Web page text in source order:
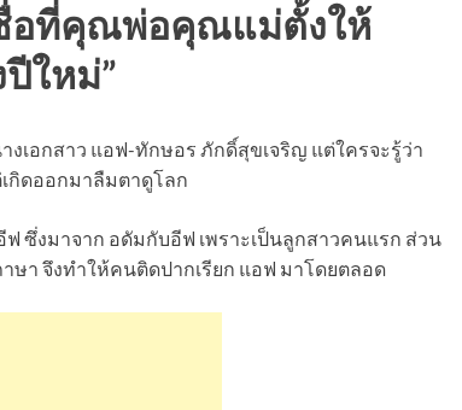
ชื่อที่คุณพ่อคุณแม่ตั้งให้
ใหม่”
เอกสาว แอฟ-ทักษอร ภักดิ์สุขเจริญ แต่ใครจะรู้ว่า
กิดออกมาลืมตาดูโลก
ซึ่งมาจาก อดัมกับอีฟ เพราะเป็นลูกสาวคนแรก ส่วน
ษา จึงทำให้คนติดปากเรียก แอฟ มาโดยตลอด